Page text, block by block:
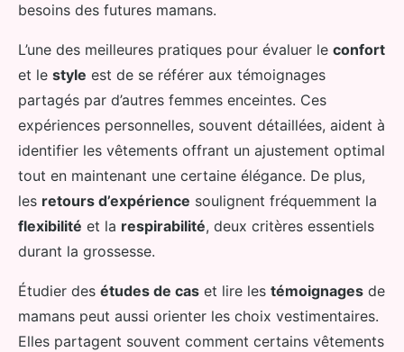
besoins des futures mamans.
L’une des meilleures pratiques pour évaluer le confort
et le style est de se référer aux témoignages
partagés par d’autres femmes enceintes. Ces
expériences personnelles, souvent détaillées, aident à
identifier les vêtements offrant un ajustement optimal
tout en maintenant une certaine élégance. De plus,
les retours d’expérience soulignent fréquemment la
flexibilité et la respirabilité, deux critères essentiels
durant la grossesse.
Étudier des études de cas et lire les témoignages de
mamans peut aussi orienter les choix vestimentaires.
Elles partagent souvent comment certains vêtements